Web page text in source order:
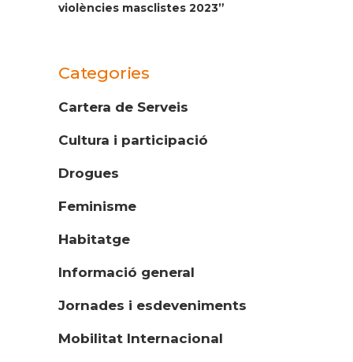
violències masclistes 2023”
Categories
Cartera de Serveis
Cultura i participació
Drogues
Feminisme
Habitatge
Informació general
Jornades i esdeveniments
Mobilitat Internacional